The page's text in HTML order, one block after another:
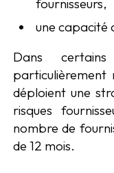
une capacité
Dans
particulièrement
déploient une
risques
nombre de
de 12 mois.